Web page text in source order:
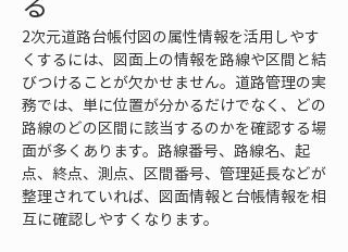
2次元道路台帳付図の属性情報を活用しやす
くするには、図面上の情報を路線や区間と結
びつけることが欠かせません。道路管理の実
務では、単に位置が分かるだけでなく、どの
路線のどの区間に該当するのかを確認する場
面が多くあります。路線番号、路線名、起
点、終点、測点、区間番号、管理延長などが
整理されていれば、図面情報と台帳情報を相
互に確認しやすくなります。